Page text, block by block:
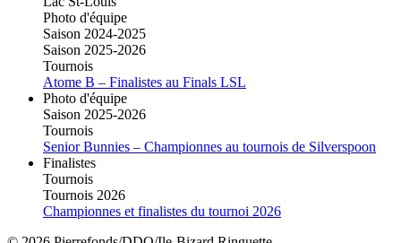
Photo d'équipe
Saison 2024-2025
Saison 2025-2026
Tournois
Atome B – Finalistes au Finals LSL
Photo d'équipe
Saison 2025-2026
Tournois
Senior Bunnies – Championnes au tournois de Silverspoon
Finalistes
Tournois
Tournois 2026
Championnes et finalistes du tournoi 2026